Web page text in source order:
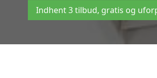
Indhent 3 tilbud, gratis og